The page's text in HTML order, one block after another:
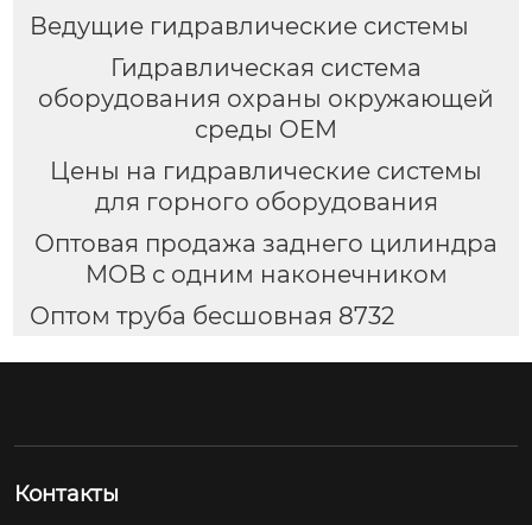
Ведущие гидравлические системы
Гидравлическая система
оборудования охраны окружающей
среды OEM
Цены на гидравлические системы
для горного оборудования
Оптовая продажа заднего цилиндра
MOB с одним наконечником
Оптом труба бесшовная 8732
Контакты